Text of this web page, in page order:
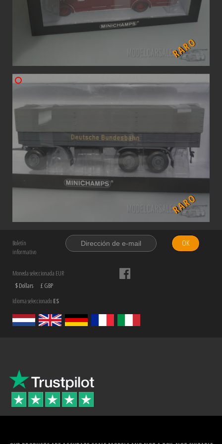
RARO
RARO
Boletín
informativo
OK
Moneda seleccionada EUR
$ Dollars
£ GBP
Idioma seleccionadoES